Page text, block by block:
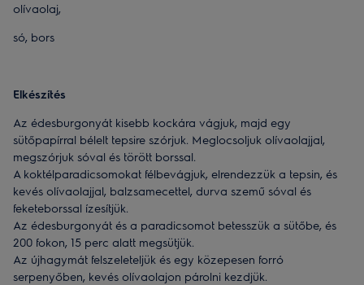
olívaolaj,
só, bors
Elkészítés
Az édesburgonyát kisebb kockára vágjuk, majd egy
sütőpapírral bélelt tepsire szórjuk. Meglocsoljuk olívaolajjal,
megszórjuk sóval és törött borssal.
A koktélparadicsomokat félbevágjuk, elrendezzük a tepsin, és
kevés olívaolajjal, balzsamecettel, durva szemű sóval és
feketeborssal ízesítjük.
Az édesburgonyát és a paradicsomot betesszük a sütőbe, és
200 fokon, 15 perc alatt megsütjük.
Az újhagymát felszeleteljük és egy közepesen forró
serpenyőben, kevés olívaolajon párolni kezdjük.